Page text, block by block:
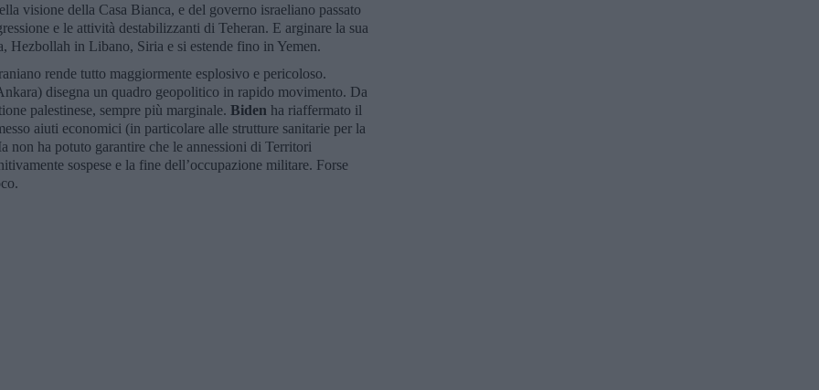
visione della Casa Bianca, e del governo israeliano passato
e le attività destabilizzanti di Teheran. E arginare la sua
Hezbollah in Libano, Siria e si estende fino in Yemen.
rende tutto maggiormente esplosivo e pericoloso.
disegna un quadro geopolitico in rapido movimento. Da
palestinese, sempre più marginale. Biden ha riaffermato il
aiuti economici (in particolare alle strutture sanitarie per la
non ha potuto garantire che le annessioni di Territori
sospese e la fine dell’occupazione militare. Forse